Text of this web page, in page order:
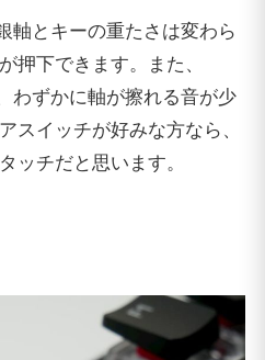
軸とキーの重たさは変わら
押下できます。また、
わずかに軸が擦れる音が少
スイッチが好みな方なら、
ッチだと思います。